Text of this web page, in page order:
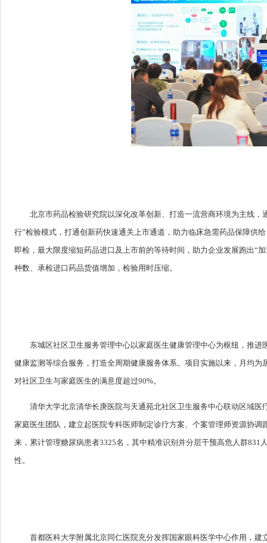
北京市药品检验研究院以深化改革创新、打造一流营商环境为主线
行”检验模式，打通创新药快速通关上市通道，助力临床急需药品保障供
即检，最大限度缩短药品进口及上市前的等待时间，助力企业发展跑出“
种数、承检进口药品货值增加，检验用时压缩。
东城区社区卫生服务管理中心以家庭医生健康管理中心为枢纽，推
健康监测等综合服务，打造全周期健康服务体系。项目实施以来，月均
对社区卫生与家庭医生的满意度超过90%。
清华大学北京清华长庚医院与天通苑北社区卫生服务中心联动区域
家庭医生团队，建立起医院专科医师制定诊疗方案、个案管理师资源协
来，累计管理糖尿病患者3325名，其中精准识别并分层干预高危人群
性。
首都医科大学附属北京同仁医院充分发挥国家眼科医学中心作用，